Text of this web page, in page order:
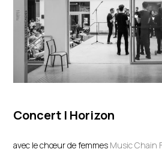
Concert | Horizon
avec le chœur de femmes Music Chain